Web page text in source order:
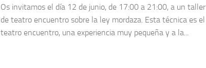
Os invitamos el día 12 de junio, de 17:00 a 21:00, a un taller
de teatro encuentro sobre la ley mordaza. Esta técnica es el
teatro encuentro, una experiencia muy pequeña y a la...